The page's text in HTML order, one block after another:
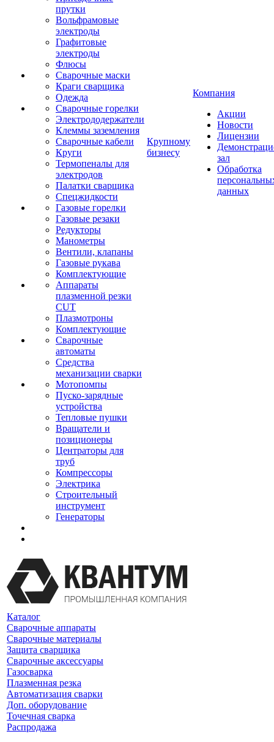
прутки
Вольфрамовые
электроды
Графитовые
электроды
Флюсы
Сварочные маски
Краги сварщика
Одежда
Сварочные горелки
Электрододержатели
Клеммы заземления
Сварочные кабели
Круги
Термопеналы для
электродов
Палатки сварщика
Спецжидкости
Газовые горелки
Газовые резаки
Редукторы
Манометры
Вентили, клапаны
Газовые рукава
Комплектующие
Аппараты
плазменной резки
CUT
Плазмотроны
Комплектующие
Сварочные
автоматы
Средства
механизации сварки
Мотопомпы
Пуско-зарядные
устройства
Тепловые пушки
Вращатели и
позиционеры
Центраторы для
труб
Компрессоры
Электрика
Строительный
инструмент
Генераторы
Крупному
бизнесу
Компания
Акции
Новости
Лицензии
зал
Обработка
данных
Каталог
Сварочные аппараты
Сварочные материалы
Защита сварщика
Сварочные аксессуары
Газосварка
Плазменная резка
Автоматизация сварки
Доп. оборудование
Точечная сварка
Распродажа